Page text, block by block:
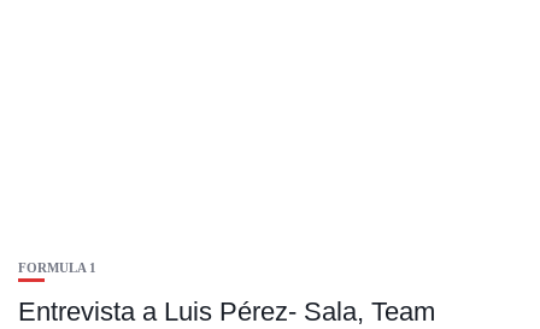
FORMULA 1
Entrevista a Luis Pérez- Sala, Team